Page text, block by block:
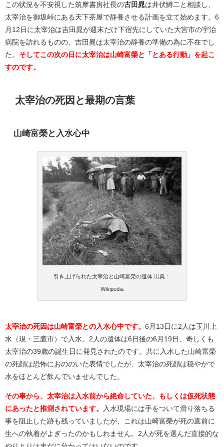
この状況を不安視した筑摩書房社長の古田晁は井伏鱒二と相談し、
太宰治を御坂峠にある天下茶屋で静養させる計画を立て始めます。6
月12日に太宰治は吉田晁が週末だけ下宿先にしていた大宮市の宇治
病院を訪れるものの、吉田晁は太宰治の静養の準備の為に不在でし
た。 そしてこの次の日に太宰治は山崎富榮と「とある行動」を起こ
すのです。
太宰治の死因と最期の言葉
山崎富榮と入水心中
引き上げられた太宰治と山崎富榮の遺体 出典：
Wikipedia
太宰治の死因は山崎富榮との入水心中です。 6月13日に2人は玉川上
水（現・三鷹市）で入水。2人の遺体は6日後の6月19日、奇しくも
太宰治の39歳の誕生日に発見されたのです。共に入水した山崎富榮
の死顔は恐怖におののいた表情でしたが、太宰治の死顔は穏やかで
水をほとんど飲んでいませんでした。
その事から、太宰治は入水前から絶命していた、もしくは仮死状態
にあったと推測されています。
入水現場には手をついて滑り落ちる
事を阻止した跡も残っていましたが、これは山崎富榮が死の直前に
生への執着がよぎったのかもしれません。2人が死を選んだ直接的な